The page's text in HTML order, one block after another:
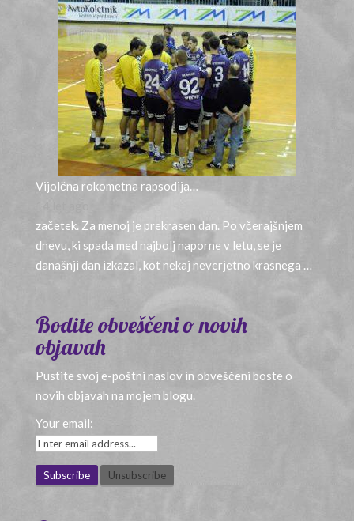
Vijolčna rokometna rapsodija…
začetek. Za menoj je prekrasen dan. Po včerajšnjem
dnevu, ki spada med najbolj naporne v letu, se je
današnji dan izkazal, kot nekaj neverjetno krasnega …
Bodite obveščeni o novih
objavah
Pustite svoj e-poštni naslov in obveščeni boste o
novih objavah na mojem blogu.
Your email: